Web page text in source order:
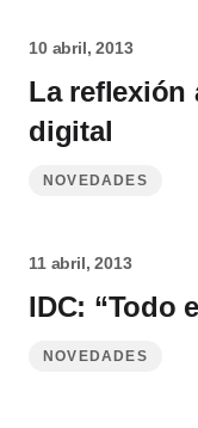
10 abril, 2013
La reflexión
digital
NOVEDADES
11 abril, 2013
IDC: “Todo
NOVEDADES